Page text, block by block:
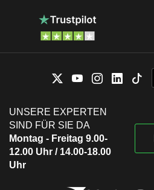
UNSERE EXPERTEN
SIND FÜR SIE DA
Montag - Freitag 9.00-
12.00 Uhr / 14.00-18.00
Uhr